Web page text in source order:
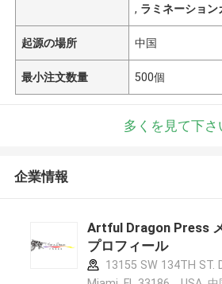
, ラミネーション
起源の場所 中国
最小注文数量 500個
多くを見て下さ
企業情報
Artful Dragon Press
プロフィール
13155 SW 134TH ST.